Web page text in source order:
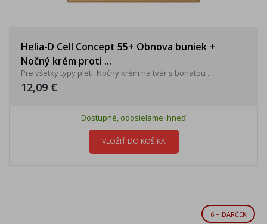
Helia-D Cell Concept 55+ Obnova buniek +
Nočný krém proti ...
Pre všetky typy pleti. Nočný krém na tvár s bohatou ...
12,09 €
Dostupné, odosielame ihneď
VLOŽIŤ DO KOŠÍKA
6 + DARČEK